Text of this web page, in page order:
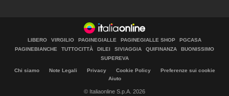
LIBERO VIRGILIO PAGINEGIALLE PAGINEGIALLE SHOP
PGCASA
PAGINEBIANCHE
TUTTOCITTÀ DILEI SIVIAGGIA QUIFINANZA
BUONISSIMO
SUPEREVA
Chi siamo Note Legali Privacy Cookie Policy
Preferenze sui cookie
Aiuto
© Italiaonline S.p.A. 2026